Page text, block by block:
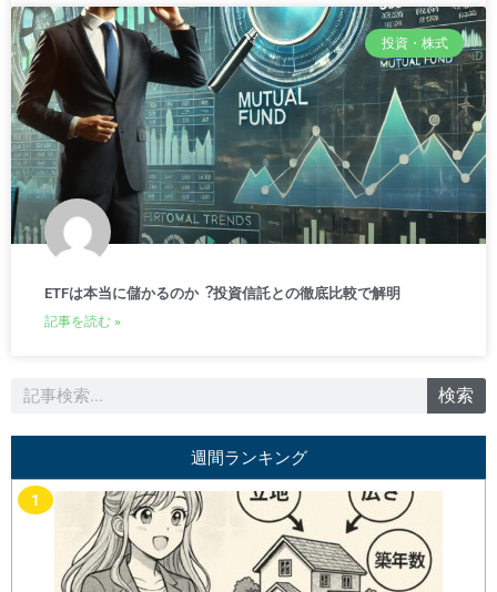
投資・株式
ETFは本当に儲かるのか︖投資信託との徹底⽐較で解明
記事を読む »
検
検索
週間ランキング
1